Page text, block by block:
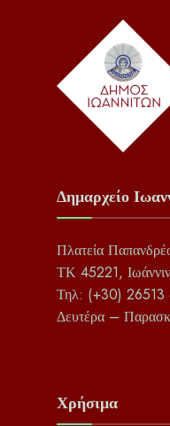
Δημαρχείο
Πλατεία
ΤΚ 45221,
Τηλ: (+30) 26513
Δευτέρα –
Χρήσιμα